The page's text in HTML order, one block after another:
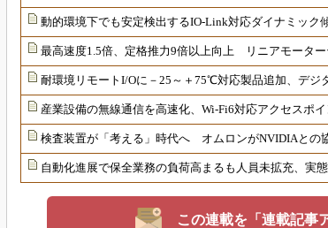
動的環境下でも安定検出するIO-Link対応ダイナミック
最高速度1.5倍、定格推力9倍以上向上 リニアモーター
耐環境リモートI/Oに－25～＋75℃対応製品追加、デジ
産業設備の無線通信を高速化、Wi-Fi6対応アクセスポ
検査装置が「考える」時代へ オムロンがNVIDIAとの
自動化進展で保全業務の負荷高まるも人員未拡充、実
この連載を「連載記事